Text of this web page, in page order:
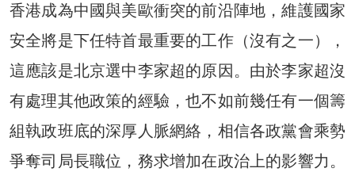
香港成為中國與美歐衝突的前沿陣地，維護國家
安全將是下任特首最重要的工作（沒有之一），
這應該是北京選中李家超的原因。由於李家超沒
有處理其他政策的經驗，也不如前幾任有一個籌
組執政班底的深厚人脈網絡，相信各政黨會乘勢
爭奪司局長職位，務求增加在政治上的影響力。